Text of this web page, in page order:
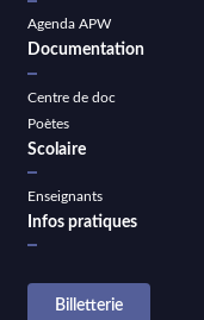
Agenda APW
Documentation
Centre de doc
Poètes
Scolaire
Enseignants
Infos pratiques
Billetterie